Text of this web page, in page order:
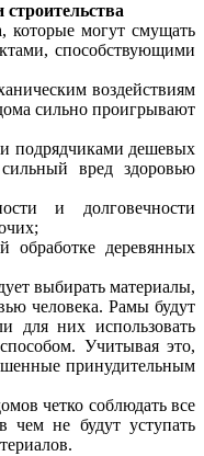
строительства
которые могут смущать
способствующими
воздействиям
сильно проигрывают
подрядчиками дешевых
вред здоровью
и долговечности
обработке деревянных
выбирать материалы,
человека. Рамы будут
для них использовать
Учитывая это,
принудительным
четко соблюдать все
чем не будут уступать